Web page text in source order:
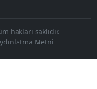
hakları saklıdır.
Metni